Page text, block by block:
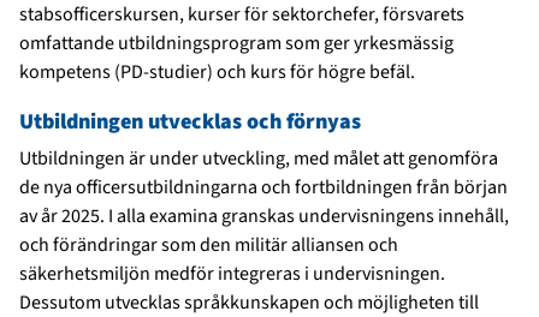
stabsofficerskursen, kurser för sektorchefer, försvarets
omfattande utbildningsprogram som ger yrkesmässig
kompetens (PD-studier) och kurs för högre befäl.
Utbildningen utvecklas och förnyas
Utbildningen är under utveckling, med målet att genomföra
de nya officersutbildningarna och fortbildningen från början
av år 2025. I alla examina granskas undervisningens innehåll,
och förändringar som den militär alliansen och
säkerhetsmiljön medför integreras i undervisningen.
Dessutom utvecklas språkkunskapen och möjligheten till